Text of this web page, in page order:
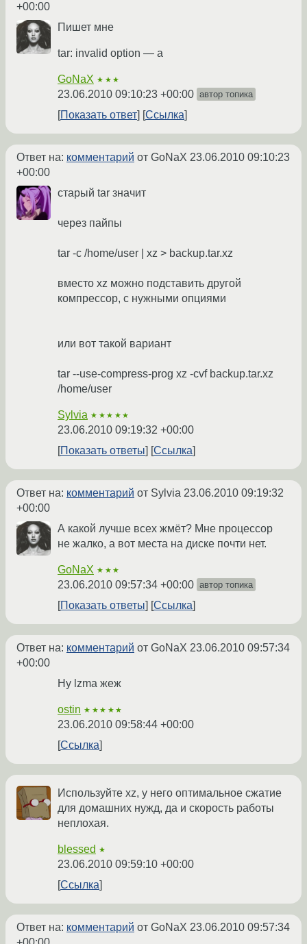
+00:00
Пишет мне
tar: invalid option — a
GoNaX ★★★
23.06.2010 09:10:23 +00:00 автор топика
Показать ответ Ссылка
Ответ на: комментарий от GoNaX 23.06.2010 09:10:23
+00:00
старый tar значит
через пайпы
tar -c /home/user | xz > backup.tar.xz
вместо xz можно подставить другой
компрессор, с нужными опциями
или вот такой вариант
tar --use-compress-prog xz -cvf backup.tar.xz
/home/user
Sylvia ★★★★★
23.06.2010 09:19:32 +00:00
Показать ответы
Ссылка
Ответ на: комментарий от Sylvia 23.06.2010 09:19:32
+00:00
А какой лучше всех жмёт? Мне процессор
не жалко, а вот места на диске почти нет.
GoNaX ★★★
23.06.2010 09:57:34 +00:00 автор топика
Показать ответы Ссылка
Ответ на: комментарий от GoNaX 23.06.2010 09:57:34
+00:00
Ну lzma жеж
ostin ★★★★★
23.06.2010 09:58:44 +00:00
Ссылка
Используйте xz, у него оптимальное сжатие
для домашних нужд, да и скорость работы
неплохая.
blessed ★
23.06.2010 09:59:10 +00:00
Ссылка
Ответ на: комментарий от GoNaX 23.06.2010 09:57:34